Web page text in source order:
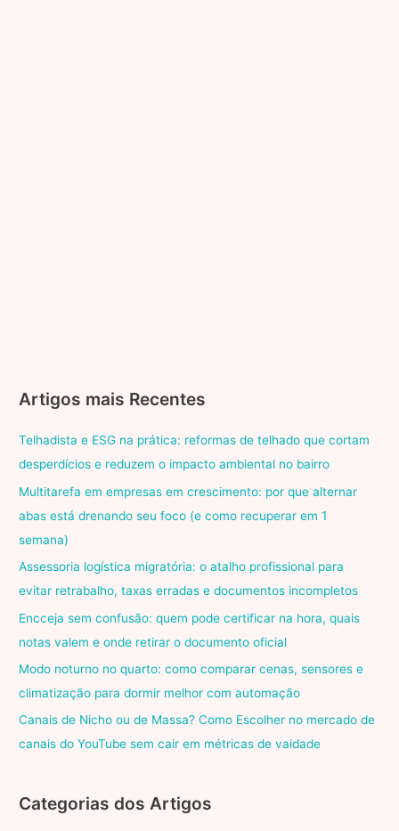
Artigos mais Recentes
Telhadista e ESG na prática: reformas de telhado que cortam
desperdícios e reduzem o impacto ambiental no bairro
Multitarefa em empresas em crescimento: por que alternar
abas está drenando seu foco (e como recuperar em 1
semana)
Assessoria logística migratória: o atalho profissional para
evitar retrabalho, taxas erradas e documentos incompletos
Encceja sem confusão: quem pode certificar na hora, quais
notas valem e onde retirar o documento oficial
Modo noturno no quarto: como comparar cenas, sensores e
climatização para dormir melhor com automação
Canais de Nicho ou de Massa? Como Escolher no mercado de
canais do YouTube sem cair em métricas de vaidade
Categorias dos Artigos